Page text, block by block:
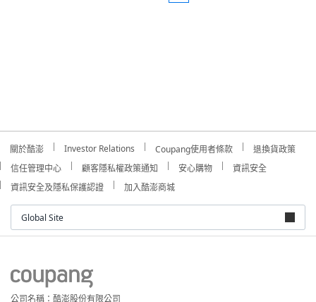
關於酷澎 Investor Relations Coupang使用者條款
退換貨政策
信任管理中心
顧客隱私權政策通知 安心購物
資訊安全
資訊安全及隱私保護認證
加入酷澎商城
Global Site
公司名稱：酷澎股份有限公司